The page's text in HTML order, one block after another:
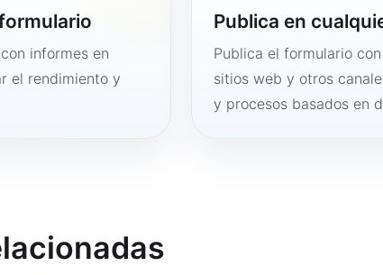
informes en
el rendimiento y
Publica en
Publica el formulario
sitios web y otros
y procesos basados en